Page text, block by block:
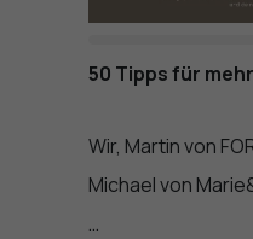
50 Tipps für
Wir, Martin von
Michael von
…